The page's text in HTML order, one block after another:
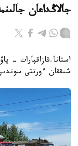
جالاڭداعان
استانا.قازاقپارات -
شىققان ءورتتى